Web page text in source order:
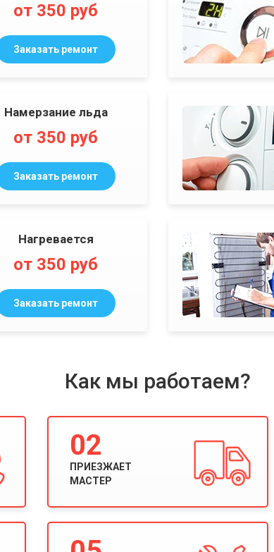
от 350 руб
Заказать ремонт
Намерзание льда
от 350 руб
Заказать ремонт
Нагревается
от 350 руб
Заказать ремонт
Как мы работаем?
02
ПРИЕЗЖАЕТ
МАСТЕР